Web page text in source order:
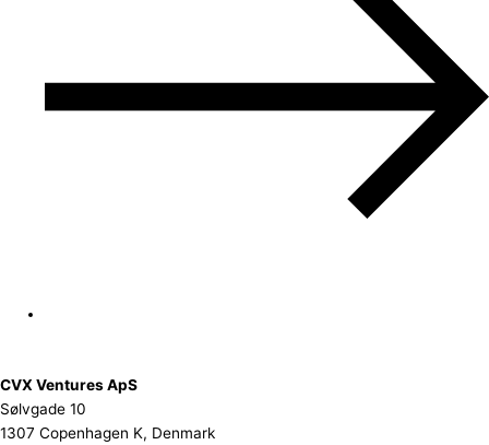
CVX Ventures ApS
Sølvgade 10
1307 Copenhagen K, Denmark